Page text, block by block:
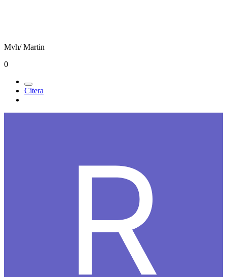
Mvh/ Martin
0
Citera